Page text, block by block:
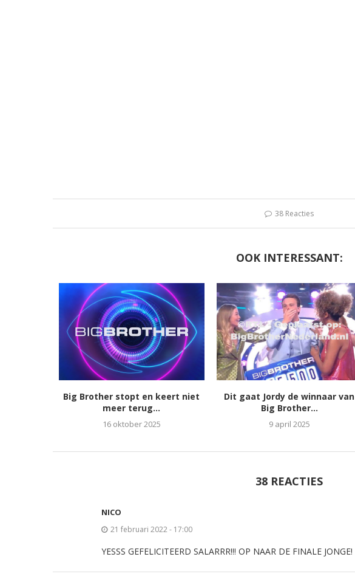
38 Reacties
OOK INTERESSANT:
Big Brother stopt en keert niet
meer terug...
16 oktober 2025
Dit gaat Jordy de winnaar van
Big Brother...
9 april 2025
38 REACTIES
NICO
21 februari 2022 - 17:00
YESSS GEFELICITEERD SALARRR!!! OP NAAR DE FINALE JONGE!